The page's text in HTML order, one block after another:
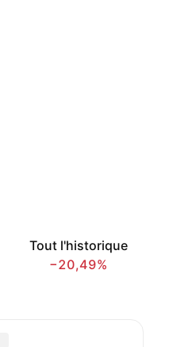
Tout l'historique
−20,49%